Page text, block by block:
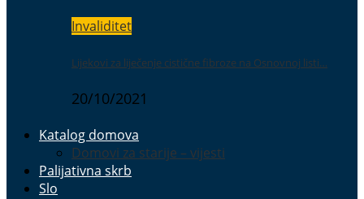
Invaliditet
Lijekovi za liječenje cistične fibroze na Osnovnoj listi…
20/10/2021
Katalog domova
Domovi za starije – vijesti
Palijativna skrb
Slo